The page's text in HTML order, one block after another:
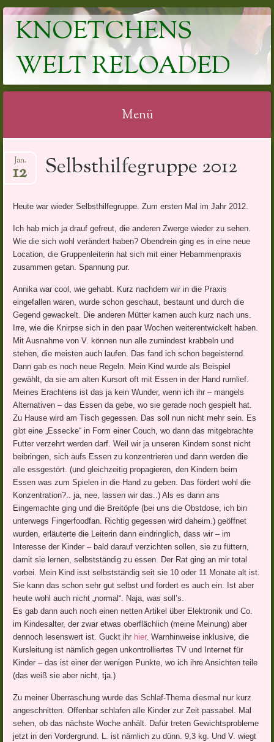
KNOETCHENS
WELT RELOADED
Menü
zum
Selbsthilfegruppe 2012
Jan.
12
Heute war wieder Selbsthilfegruppe. Zum ersten Mal im Jahr 2012.
Ich hab mich ja drauf gefreut, die anderen Zwerge wieder zu sehen.
Wie die sich wohl verändert haben? Obendrein ging es in eine neue
Location, die Gruppenleiterin hat sich mit einer Hebammenpraxis
zusammen getan. Spannung pur.
Annika war cool, wie gehabt. Kurz nachdem wir in die Praxis
eingefallen waren, wurde schon geschaut, bestaunt und durch die
Gegend gewackelt. Die anderen Mütter kamen auch kurz nach uns.
Irre, wie die Knirpse sich in den paar Wochen weiterentwickelt haben.
Mit Ausnahme von V. können nun alle zumindest krabbeln und
stehen, die meisten auch laufen. Das fand ich schon begeisternd.
Dann gab es noch neue Regeln. Mein Kind wurde als Beispiel
gewählt, da sie am alten Kursort oft mit Essen in der Hand rumlief.
Meines Erachtens ist das ja kein Wunder, wenn ich ihr – mangels
Alternativen – das Essen da gebe, wo sie gerade noch gespielt hat.
Zu Hause wird am Tisch gegessen. Das soll nun nicht mehr sein. Es
gibt eine „Essecke“ in Form einer Couch, wo dann das mitgebrachte
Futter verzehrt werden darf. Weil wir ja unseren Kindern sonst nicht
beibringen, sich aufs Essen zu konzentrieren und dann werden die
alle essgestört. (und gleichzeitig propagieren, den Kindern beim
Essen was zum Spielen in die Hand zu geben. Das fördert wohl die
Konzentration?.. ja, nee, lassen wir das..) Als es dann ans
Eingemachte ging und die Breitöpfe (bei uns die Obstdose, ich bin
unterwegs Fingerfoodfan. Richtig gegessen wird daheim.) geöffnet
wurden, erläuterte die Leiterin dann eindringlich, dass wir – im
Interesse der Kinder – bald darauf verzichten sollen, sie zu füttern,
damit sie lernen, selbstständig zu essen. Der Rat ging an mir total
vorbei. Mein Kind isst selbstständig seit sie 10 oder 11 Monate alt ist.
Sie kann das schon sehr gut selbst und fordert es auch ein. Ist aber
heute wohl auch nicht „normal“. Naja, was soll’s.
Es gab dann auch noch einen netten Artikel über Elektronik und Co.
im Kindesalter, der zwar etwas oberflächlich (meine Meinung) aber
dennoch lesenswert ist. Guckt ihr hier. Warnhinweise inklusive, die
Kursleitung ist nämlich gegen unkontrolliertes TV und Internet für
Kinder – das ist einer der wenigen Punkte, wo ich ihre Ansichten teile
(das weiß sie aber nicht, tja.)
Zu meiner Überraschung wurde das Schlaf-Thema diesmal nur kurz
angeschnitten. Offenbar schlafen alle Kinder zur Zeit passabel. Mal
sehen, ob das nächste Woche anhält. Dafür treten Gewichtsprobleme
jetzt in den Vordergrund. L. ist nämlich zu dünn. 9,3 kg. Und V. wiegt